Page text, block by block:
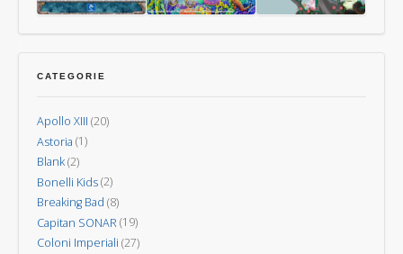
–
CATEGORIE
Apollo XIII (20)
Astoria (1)
Blank(2)
Bonelli Kids(2)
Breaking Bad (8)
Capitan SONAR(19)
Coloni Imperiali (27)